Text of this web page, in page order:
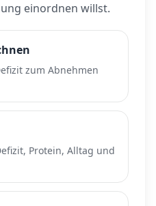
einordnen willst.
zum Abnehmen
Protein, Alltag und